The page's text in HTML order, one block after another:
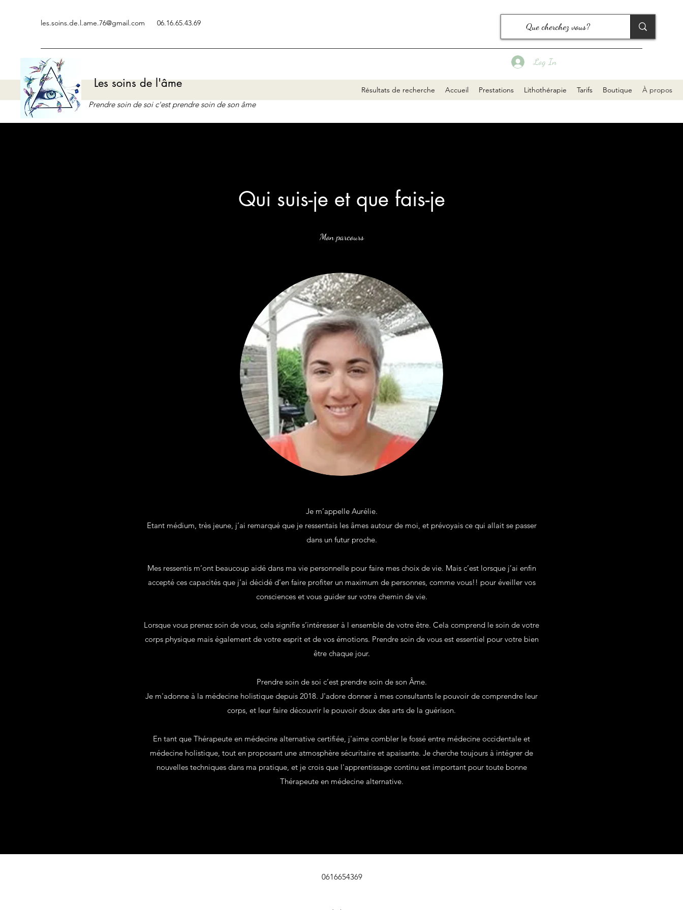
les.soins.de.l.ame.76@gmail.com 06.16.65.43.69
Les soins de l'âme Résultats de recherche Accueil Prestations Lithothérapie Tarifs Boutique À propos
Prendre soin de soi c'est prendre soin de son âme
Log In
Qui suis-je et que fais-je
Mon parcours
Je m’appelle Aurélie.
Etant médium, très jeune, j’ai remarqué que je ressentais les âmes autour de moi, et prévoyais ce qui allait se passer
dans un futur proche.
Mes ressentis m’ont beaucoup aidé dans ma vie personnelle pour faire mes choix de vie. Mais c’est lorsque j’ai enfin
accepté ces capacités que j’ai décidé d’en faire profiter un maximum de personnes, comme vous!! pour éveiller vos
consciences et vous guider sur votre chemin de vie.
Lorsque vous prenez soin de vous, cela signifie s’intéresser à l ensemble de votre être. Cela comprend le soin de votre
corps physique mais également de votre esprit et de vos émotions. Prendre soin de vous est essentiel pour votre bien
être chaque jour.
Prendre soin de soi c’est prendre soin de son Âme.
Je m'adonne à la médecine holistique depuis 2018. J'adore donner à mes consultants le pouvoir de comprendre leur
corps, et leur faire découvrir le pouvoir doux des arts de la guérison.
En tant que Thérapeute en médecine alternative certifiée, j'aime combler le fossé entre médecine occidentale et
médecine holistique, tout en proposant une atmosphère sécuritaire et apaisante. Je cherche toujours à intégrer de
nouvelles techniques dans ma pratique, et je crois que l'apprentissage continu est important pour toute bonne
Thérapeute en médecine alternative.
0616654369